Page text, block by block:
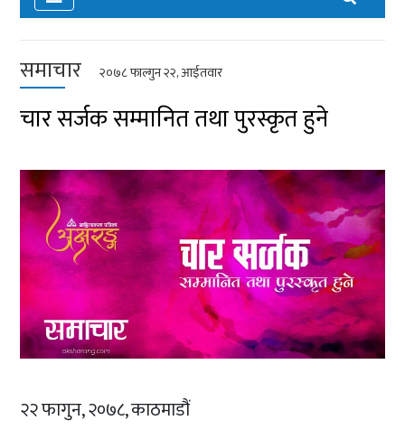
समाचार २०७८ फाल्गुन २२, आईतवार
चार सर्जक सम्मानित तथा पुरस्कृत हुने
२२ फागुन, २०७८, काठमाडौं